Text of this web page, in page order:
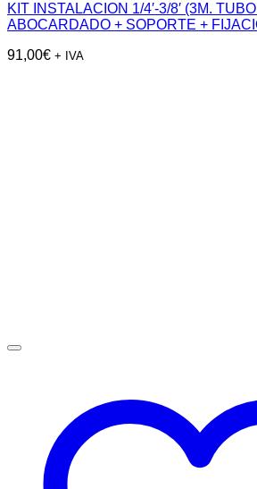
KIT INSTALACION 1/4′-3/8′ (3M.
ABOCARDADO + SOPORTE +
91,00€ + IVA